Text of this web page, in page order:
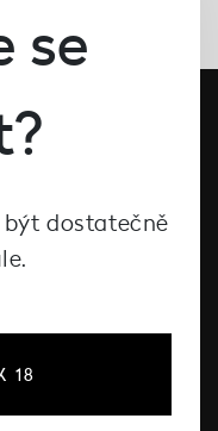
se
dostatečně
18